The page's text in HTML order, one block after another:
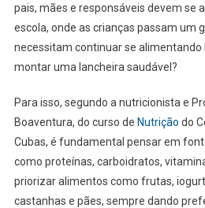
pais, mães e responsáveis devem se
escola, onde as crianças passam um
necessitam continuar se alimentando
montar uma lancheira saudável?
Para isso, segundo a nutricionista e
Boaventura, do curso de Nutrição do
Cubas, é fundamental pensar em
como proteínas, carboidratos,
priorizar alimentos como frutas,
castanhas e pães, sempre dando